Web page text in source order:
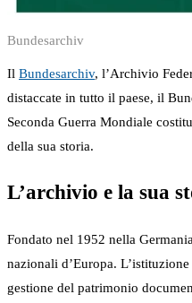
Bundesarchiv
Il Bundesarchiv, l’Archivio
distaccate in tutto il paese, il
Seconda Guerra Mondiale
della sua storia.
L’archivio e la sua
Fondato nel 1952 nella
nazionali d’Europa.
gestione del patrimonio